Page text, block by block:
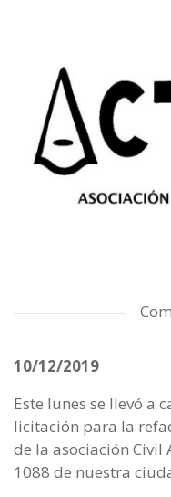
10/12/2019
Este lunes se llevó a
licitación para la
de la asociación Civil
1088 de nuestra